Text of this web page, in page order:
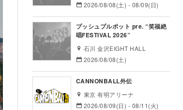
2026/08/08(土) - 08/09(日)
プッシュプルポット pre. “笑福絶
唱FESTIVAL 2026”
石川 金沢EIGHT HALL
2026/08/08(土)
CANNONBALL外伝
東京 有明アリーナ
2026/08/09(日) - 08/11(火)